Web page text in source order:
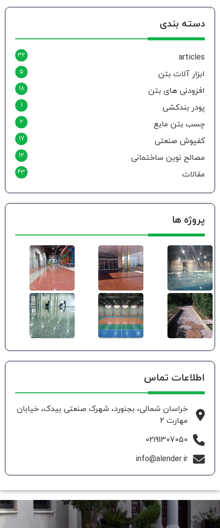
دسته بندی
articles
32
ابزار آلات بتن 5
افزودنی های بتن 18
پودر بندکشی 1
چسب بتن مایع 2
کفپوش صنعتی 17
مصالح نوین ساختمانی 12
مقالات 43
پروژه ها
اطلاعات تماس
خراسان شمالی، بجنورد، شهرک صنعتی بیدک، خیابان
مهارت 2
02191307050
info@alender.ir